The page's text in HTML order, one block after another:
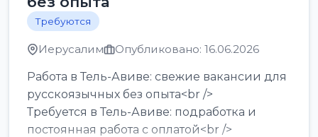
Требуются
Иерусалим Опубликовано: 16.06.2026
Работа в Тель-Авиве: свежие вакансии для
русскоязычных без опыта<br />
Требуется в Тель-Авиве: подработка и
постоянная работа с оплатой<br />